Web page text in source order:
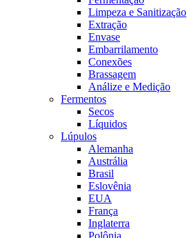
Limpeza e Sanitização
Extração
Envase
Embarrilamento
Conexões
Brassagem
Análize e Medição
Fermentos
Secos
Líquidos
Lúpulos
Alemanha
Austrália
Brasil
Eslovênia
EUA
França
Inglaterra
Polônia